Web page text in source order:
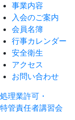
事業内容
入会のご案内
会員名簿
行事カレンダー
安全衛生
アクセス
お問い合わせ
処理業許可・
特管責任者講習会